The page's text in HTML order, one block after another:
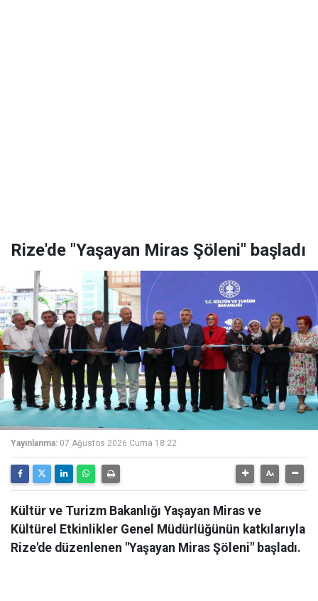
Rize'de "Yaşayan Miras Şöleni" başladı
Yayınlanma: 07 Ağustos 2026 Cuma 18:22
Kültür ve Turizm Bakanlığı Yaşayan Miras ve
Kültürel Etkinlikler Genel Müdürlüğünün katkılarıyla
Rize'de düzenlenen "Yaşayan Miras Şöleni" başladı.